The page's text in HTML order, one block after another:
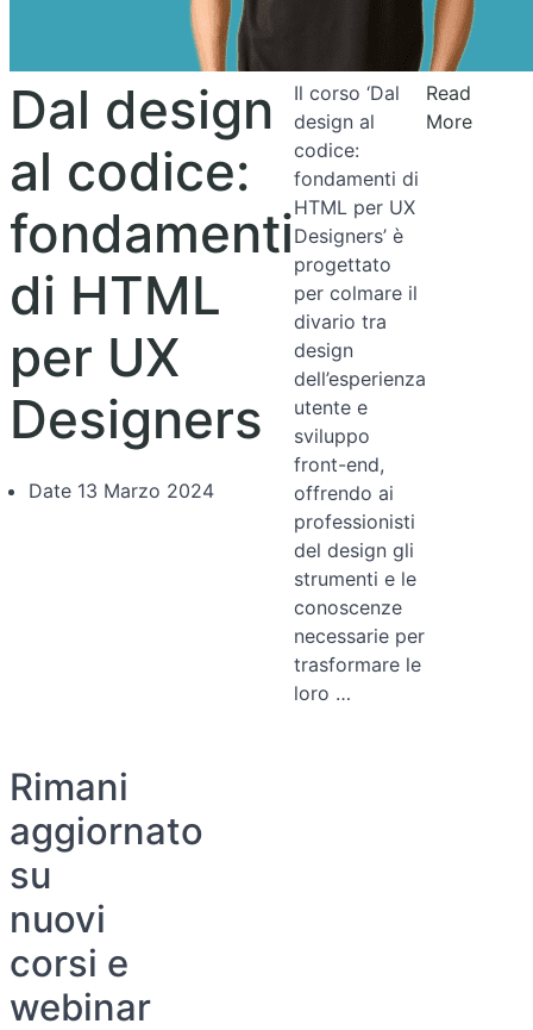
Dal design
al codice:
fondamenti
di HTML
per UX
Designers
Date 13 Marzo 2024
Il corso ‘Dal
design al
codice:
fondamenti di
HTML per UX
Designers’ è
progettato
per colmare il
divario tra
design
dell’esperienza
utente e
sviluppo
front-end,
offrendo ai
professionisti
del design gli
strumenti e le
conoscenze
necessarie per
trasformare le
loro …
Read
More
Rimani
aggiornato
su
nuovi
corsi e
webinar